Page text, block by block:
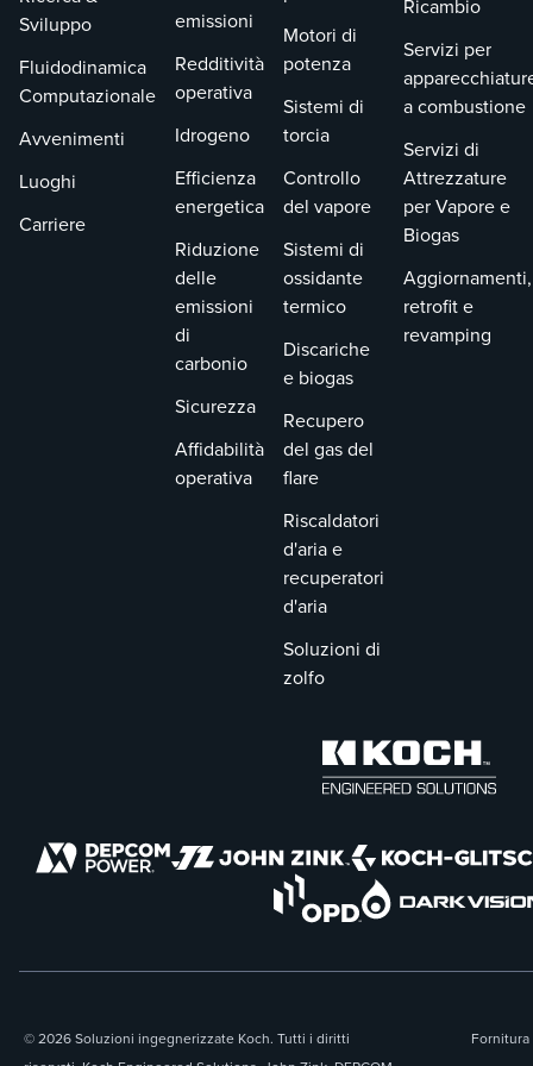
Sviluppo
Fluidodinamica
Computazionale
Avvenimenti
Luoghi
Carriere
emissioni
Redditività
operativa
Idrogeno
Efficienza
energetica
Riduzione
delle
emissioni
di
carbonio
Sicurezza
Affidabilità
operativa
Motori di
potenza
Sistemi di
torcia
Controllo
del vapore
Sistemi di
ossidante
termico
Discariche
e biogas
Recupero
del gas del
flare
Riscaldatori
d'aria e
recuperatori
d'aria
Soluzioni di
zolfo
Ricambio
Servizi per
a combustione
Servizi di
Attrezzature
per Vapore e
Biogas
Aggiornamenti,
retrofit e
revamping
© 2026 Soluzioni ingegnerizzate Koch. Tutti i diritti